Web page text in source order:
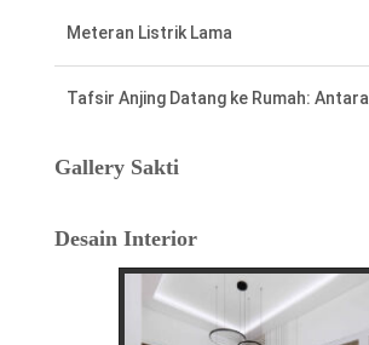
Meteran Listrik Lama
Tafsir Anjing Datang ke Rumah: Antara
Agar Tidak Keliru
Cara Cepat dan Mudah cek Tagihan
via WhatsApp: Panduan Lengkap PLN
Gallery Sakti
Desain Interior